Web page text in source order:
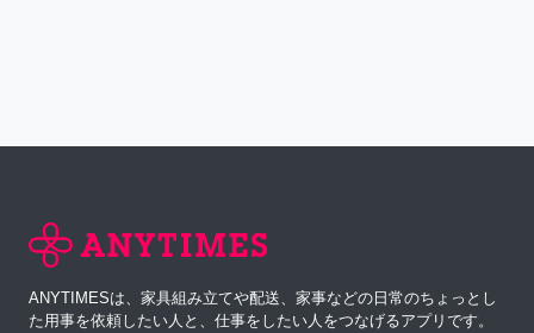
ANYTIMESは、家具組み立てや配送、家事などの日常のちょっとし
た用事を依頼したい人と、仕事をしたい人をつなげるアプリです。